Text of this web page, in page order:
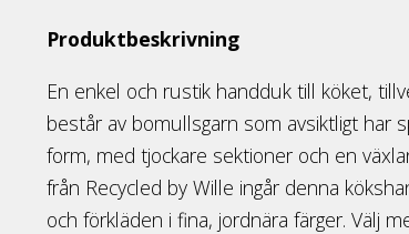
Produktbeskrivning
En enkel och rustik handduk till köket,
består av bomullsgarn som avsiktligt
form, med tjockare sektioner och en
från Recycled by Wille ingår denna
och förkläden i fina, jordnära färger. Välj